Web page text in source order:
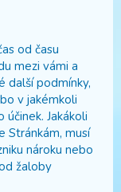
od času
mezi vámi a
další podmínky,
v jakémkoli
Jakákoli
Stránkám, musí
nároku nebo
žaloby